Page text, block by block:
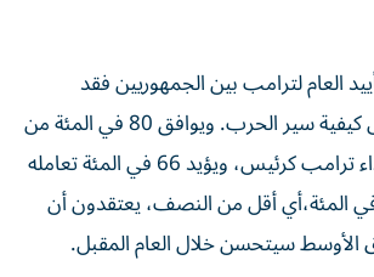
العام لترامب بين الجمهوريين فقد
انقسموا بشدة حول كيفية سير الحرب. ويوافق 80 في المئة من
الجمهوريين على أداء ترامب كرئيس، ويؤيد 66 في المئة تعامله
إيران. لكن 41 في المئة،​أي أقل من النصف، يعتقدون أن
الأوسط سيتحسن خلال العام المقبل.